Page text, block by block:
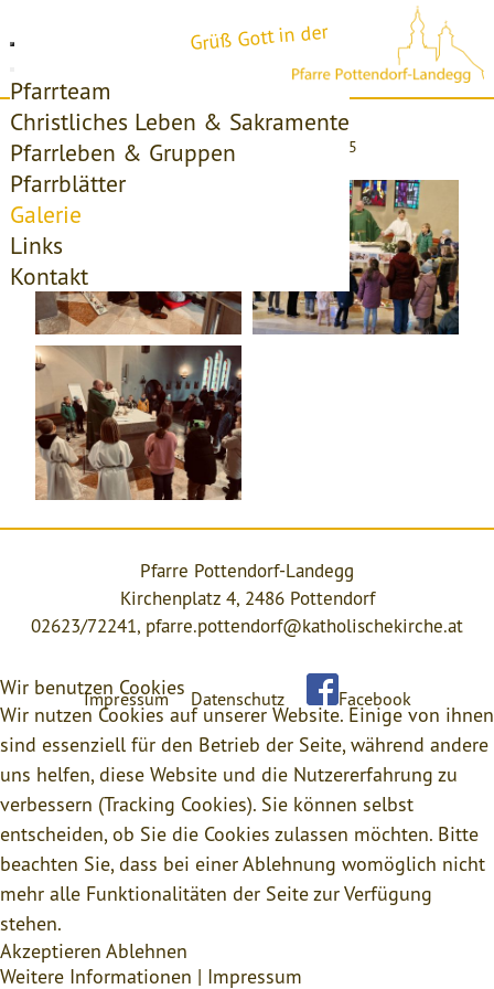
Pfarrteam
Christliches Leben & Sakramente
Pfarrleben & Gruppen
Pfarrblätter
Galerie
Links
Kontakt
Grüß Gott in der
Startseite Galerie Familienmesse Februar 2025
Pfarre Pottendorf-Landegg
Kirchenplatz 4, 2486 Pottendorf
02623/72241, pfarre.pottendorf@katholischekirche.at
Impressum Datenschutz Facebook
Wir benutzen Cookies
Wir nutzen Cookies auf unserer Website. Einige von ihnen
sind essenziell für den Betrieb der Seite, während andere
uns helfen, diese Website und die Nutzererfahrung zu
verbessern (Tracking Cookies). Sie können selbst
entscheiden, ob Sie die Cookies zulassen möchten. Bitte
beachten Sie, dass bei einer Ablehnung womöglich nicht
mehr alle Funktionalitäten der Seite zur Verfügung
stehen.
Akzeptieren Ablehnen
Weitere Informationen | Impressum